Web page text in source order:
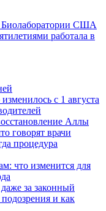
Биолаборатории США
работала в
с 1 августа
Аллы
говорят врачи
процедура
что изменится для
за законный
и как